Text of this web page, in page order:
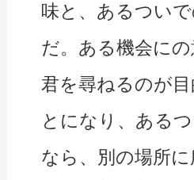
味と、あるつい
だ。ある機会に
君を尋ねるのが
とになり、ある
なら、別の場所